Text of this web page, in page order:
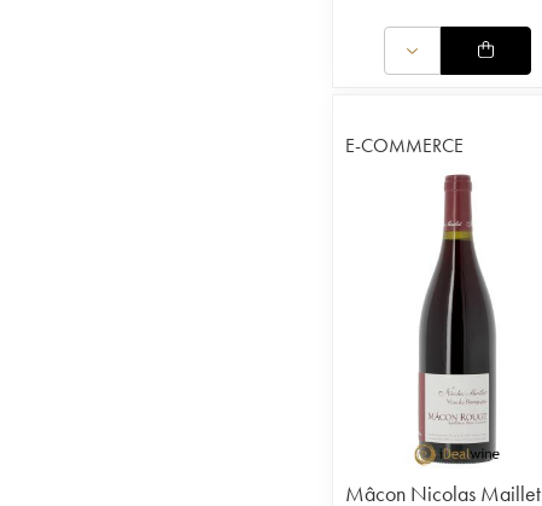
E-COMMERCE
Mâcon Nicolas Maillet